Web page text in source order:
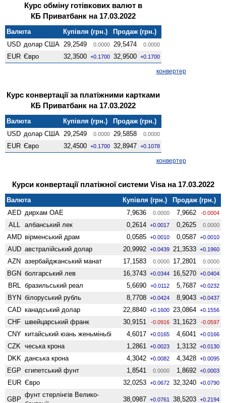
Курс обміну готівкових валют в
КБ Приватбанк на 17.03.2022
Валюта Купівля (грн.)
Продаж (грн.)
USD долар США 29,2549 0.0000 29,5474 0.0000
EUR Євро 32,3500 +0.1700 32,9500 +0.1700
конвертер
Курс конвертації за платіжними картками
КБ Приватбанк на 17.03.2022
Валюта Купівля (грн.)
Продаж (грн.)
USD долар США 29,2549 0.0000 29,5858 0.0000
EUR Євро 32,4500 +0.1700 32,8947 +0.1078
конвертер
Курси конвертації платіжної системи Visa на 17.03.2022
Валюта Купівля (грн.)
Продаж (грн.)
AED дирхам ОАЕ 7,9636 0.0000 7,9662 -0.0004
ALL албанський лек 0,2614 +0.0017 0,2625 0.0000
AMD вiрменський драм 0,0585 +0.0010 0,0587 +0.0010
AUD австралійський долар 20,9992 +0.0439 21,3533 +0.1960
AZN азербайджанський манат 17,1583 0.0000 17,2801 0.0000
BGN болгарський лев 16,3743 +0.0344 16,5270 +0.0404
BRL бразильський реал 5,6690 +0.0112 5,7687 +0.0232
BYN білоруський рубль 8,7708 +0.0424 8,9043 +0.0437
CAD канадський долар 22,8840 +0.1600 23,0864 +0.1556
CHF швейцарський франк 30,9151 -0.0916 31,1623 -0.0597
CNY китайський юань женьмiньбi 4,6017 +0.0165 4,6041 +0.0166
CZK чеська крона 1,2861 +0.0023 1,3132 +0.0130
DKK данська крона 4,3042 +0.0082 4,3428 +0.0095
EGP єгипетський фунт 1,8541 0.0000 1,8692 +0.0003
EUR Євро 32,0253 +0.0672 32,3240 +0.0790
GBP
фунт стерлінгів Велико­
38,0987 +0.0761 38,5203 +0.2194